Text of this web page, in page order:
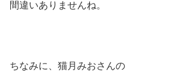
間違いありませんね。
ちなみに、猫月みおさんの